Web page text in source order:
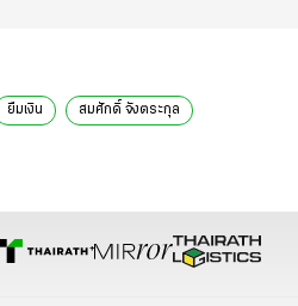
ยืมเงิน สมศักดิ์ จังตระกุล